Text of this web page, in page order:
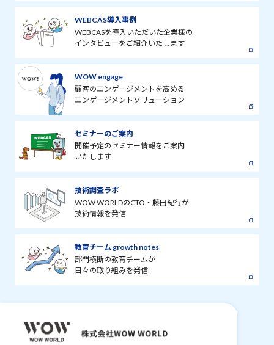
WEBCAS導入事例
WEBCASを導入いただいた企業様の
インタビューをご紹介いたします
WOW engage
顧客のエンゲージメントを高める
エンゲージメントソリューション
セミナーのご案内
開催予定のセミナー情報をご案内
いたします
技術調査ラボ
WOW WORLDのCTO・藤田紀行が
技術情報を発信
教育チーム growth notes
部門横断の教育チームが
日々の取り組みを発信